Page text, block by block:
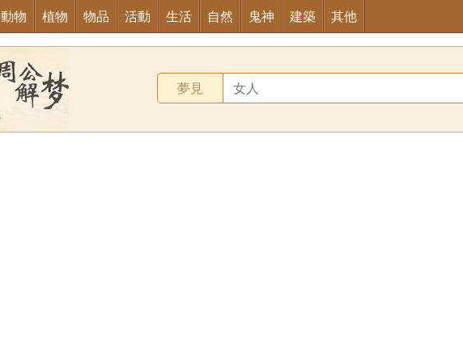
動物 植物 物品 活動 生活 自然 鬼神 建築 其他
夢見